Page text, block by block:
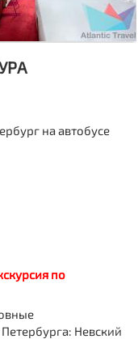
на автобусе
по
Невский